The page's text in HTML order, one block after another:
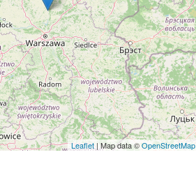
Leaflet| Map data ©OpenStreetMap